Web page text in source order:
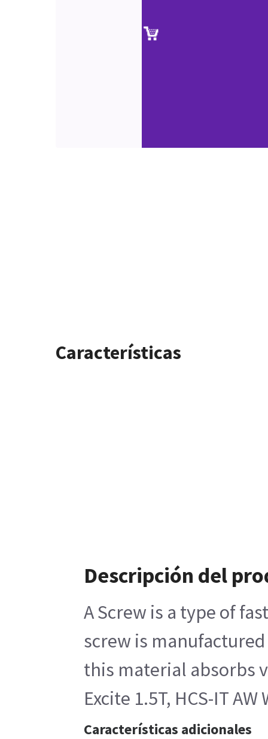
Características
Descripción del
A Screw is a type of
screw is
this material absorbs
Excite 1.5T, HCS-IT
Características adicionales